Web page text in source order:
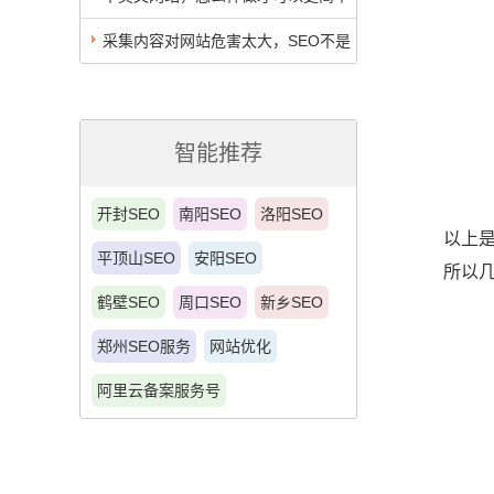
效果更好？好方案来了！
采集内容对网站危害太大，SEO不是
智能推荐
开封SEO 南阳SEO 洛阳SEO
平顶山SEO 安阳SEO
鹤壁SEO 周口SEO 新乡SEO
郑州SEO服务 网站优化
阿里云备案服务号
以上
所以